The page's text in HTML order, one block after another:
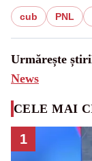
cub PNL
Urmărește
News
CELE MAI
1